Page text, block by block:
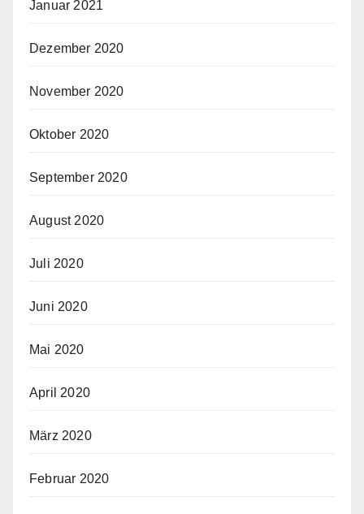
Januar 2021
Dezember 2020
November 2020
Oktober 2020
September 2020
August 2020
Juli 2020
Juni 2020
Mai 2020
April 2020
März 2020
Februar 2020